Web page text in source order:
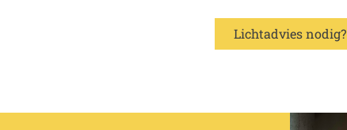
Lichtadvies nodig?